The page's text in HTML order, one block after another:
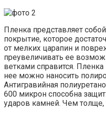
Пленка представляет
покрытие, которое
от мелких царапин и
преувеличивать ее
ветками справится. Пленка
нее можно наносить
Антигравийная
600 микрон способна
ударов камней. Чем толще,